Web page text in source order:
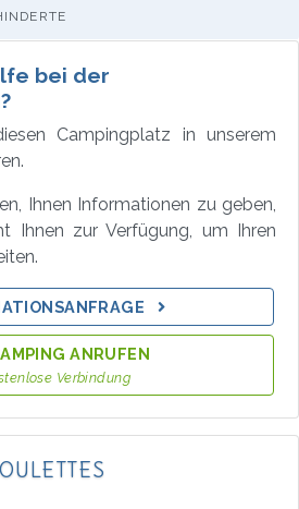
bei der
Campingplatz in unserem
Ihnen Informationen zu geben,
Ihnen zur Verfügung, um Ihren
ANRUFEN
Verbindung